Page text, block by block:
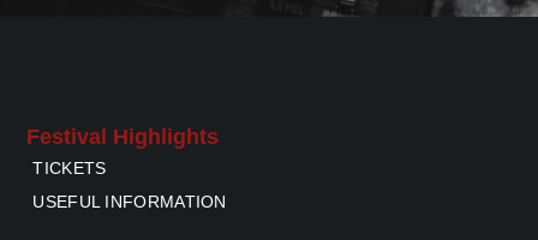
Festival Highlights
TICKETS
USEFUL INFORMATION